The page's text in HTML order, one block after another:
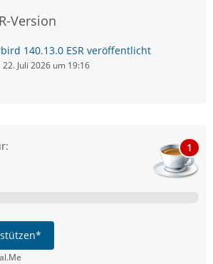
Version
140.13.0 ESR veröffentlicht
22. Juli 2026 um 19:16
1